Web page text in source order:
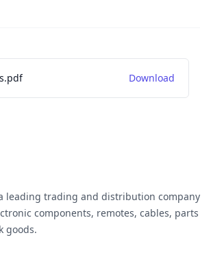
Download
leading trading and distribution company
components, remotes, cables, parts
goods.